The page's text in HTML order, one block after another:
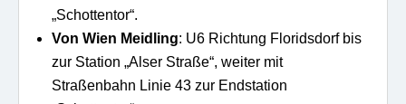
„Schottentor“.
Von Wien Meidling: U6 Richtung Floridsdorf bis
zur Station „Alser Straße“, weiter mit
Straßenbahn Linie 43 zur Endstation